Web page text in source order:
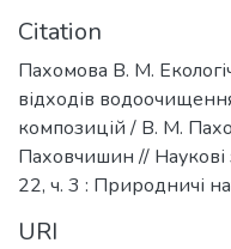
Citation
Пахомова В. М.
відходів
композицій / В. М.
Паховчишин //
22, ч. 3 : Природничі
URI